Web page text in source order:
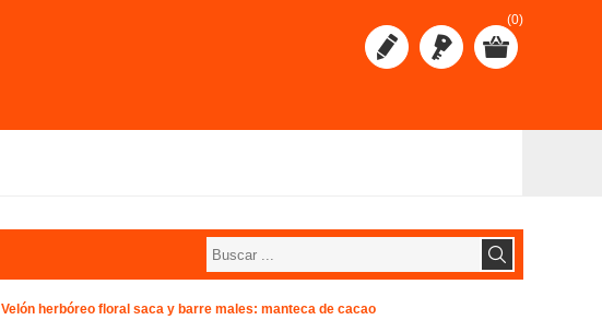
(0)
Velón herbóreo floral saca y barre males: manteca de cacao